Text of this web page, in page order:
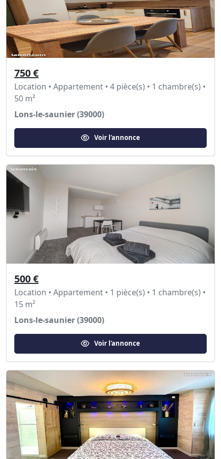
750 €
Location • Appartement • 4 pièce(s) • 1 chambre(s) •
50 m²
Lons-le-saunier (39000)
Voir l'annonce
500 €
Location • Appartement • 1 pièce(s) • 1 chambre(s) •
15 m²
Lons-le-saunier (39000)
Voir l'annonce